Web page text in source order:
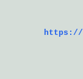
https://